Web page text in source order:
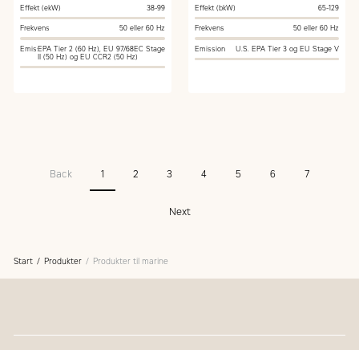
Effekt (ekW) 38-99
Frekvens 50 eller 60 Hz
EmissionEPA Tier 2 (60 Hz), EU 97/68EC Stage
II (50 Hz) og EU CCR2 (50 Hz)
Effekt (bkW) 65-129
Frekvens 50 eller 60 Hz
Emission U.S. EPA Tier 3 og EU Stage V
Back 1 2 3 4 5 6 7
Next
Start Produkter Produkter til marine